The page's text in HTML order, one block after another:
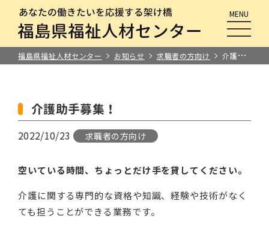
MENU
メニ
福島県福祉人材センター お知らせ 求職者の方向け 介護助手募集！
介護助手募集！
2022/10/23 求職者の方向け
空いている時間、ちょっとだけ手を貸してください。
介護に関する専門的な資格や知識、経験や技術がなく
ても担うことができる業務です。